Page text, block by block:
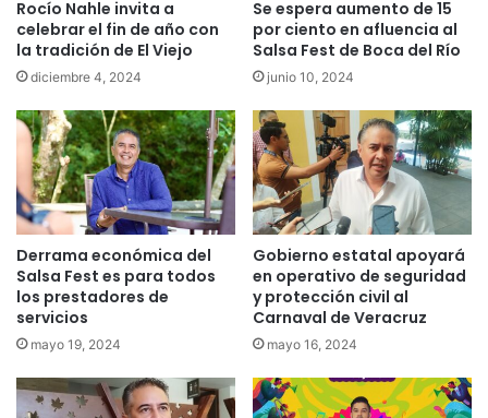
Rocío Nahle invita a
celebrar el fin de año con
la tradición de El Viejo
diciembre 4, 2024
Se espera aumento de 15
por ciento en afluencia al
Salsa Fest de Boca del Río
junio 10, 2024
Derrama económica del
Salsa Fest es para todos
los prestadores de
servicios
mayo 19, 2024
Gobierno estatal apoyará
en operativo de seguridad
y protección civil al
Carnaval de Veracruz
mayo 16, 2024